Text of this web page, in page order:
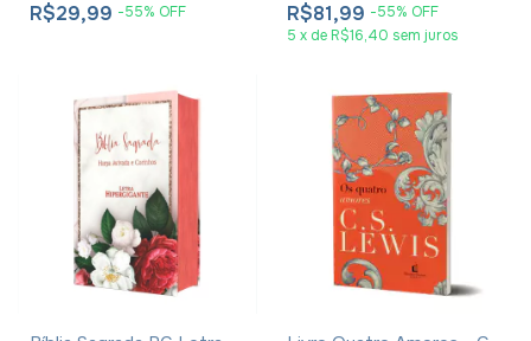
R$29,99 -55% OFF R$81,99 -55% OFF
5 x de R$16,40 sem juros